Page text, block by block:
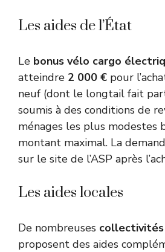
Les aides de l’État
Le bonus vélo cargo
atteindre 2 000 € pour
neuf (dont le longtail fait
soumis à des conditions de
ménages les plus modestes
montant maximal. La
sur le site de l’ASP après
Les aides locales
De nombreuses
proposent des aides